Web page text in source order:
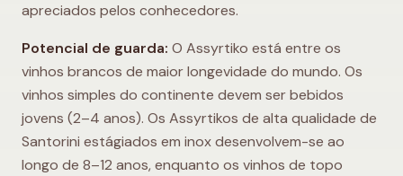
apreciados pelos conhecedores.
Potencial de guarda: O Assyrtiko está entre os
vinhos brancos de maior longevidade do mundo. Os
vinhos simples do continente devem ser bebidos
jovens (2–4 anos). Os Assyrtikos de alta qualidade de
Santorini estágiados em inox desenvolvem-se ao
longo de 8–12 anos, enquanto os vinhos de topo